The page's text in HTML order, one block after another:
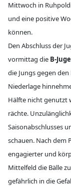
Mittwoch in
und eine positive
können.
Den Abschluss der
vormittag die B-
die Jungs gegen den
Niederlage
Hälfte nicht genutzt
rächte.
Saisonabschlusses
schauen. Nach dem
engagierter und
Mittelfeld die Bälle
gefährlich in die